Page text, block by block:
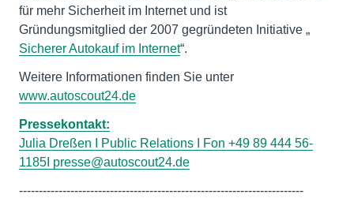
für mehr Sicherheit im Internet und ist
Gründungsmitglied der 2007 gegründeten Initiative „
Sicherer Autokauf im Internet“.
Weitere Informationen finden Sie unter
www.autoscout24.de
Pressekontakt:
Julia Dreßen I Public Relations I Fon +49 89 444 56-
1185I presse@autoscout24.de
------------------------------------------------------------------------